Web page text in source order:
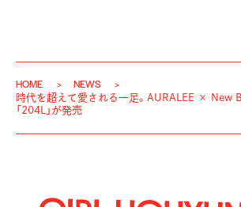
HOME
NEWS
時代を超えて愛される一足。AURALEE × New
「204L」が発売